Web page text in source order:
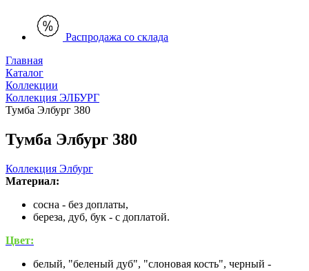
Распродажа со склада
Главная
Каталог
Коллекции
Коллекция ЭЛБУРГ
Тумба Элбург 380
Тумба Элбург 380
Коллекция Элбург
Материал:
сосна - без доплаты,
береза, дуб, бук - с доплатой.
Цвет:
белый, "беленый дуб", "слоновая кость", черный -